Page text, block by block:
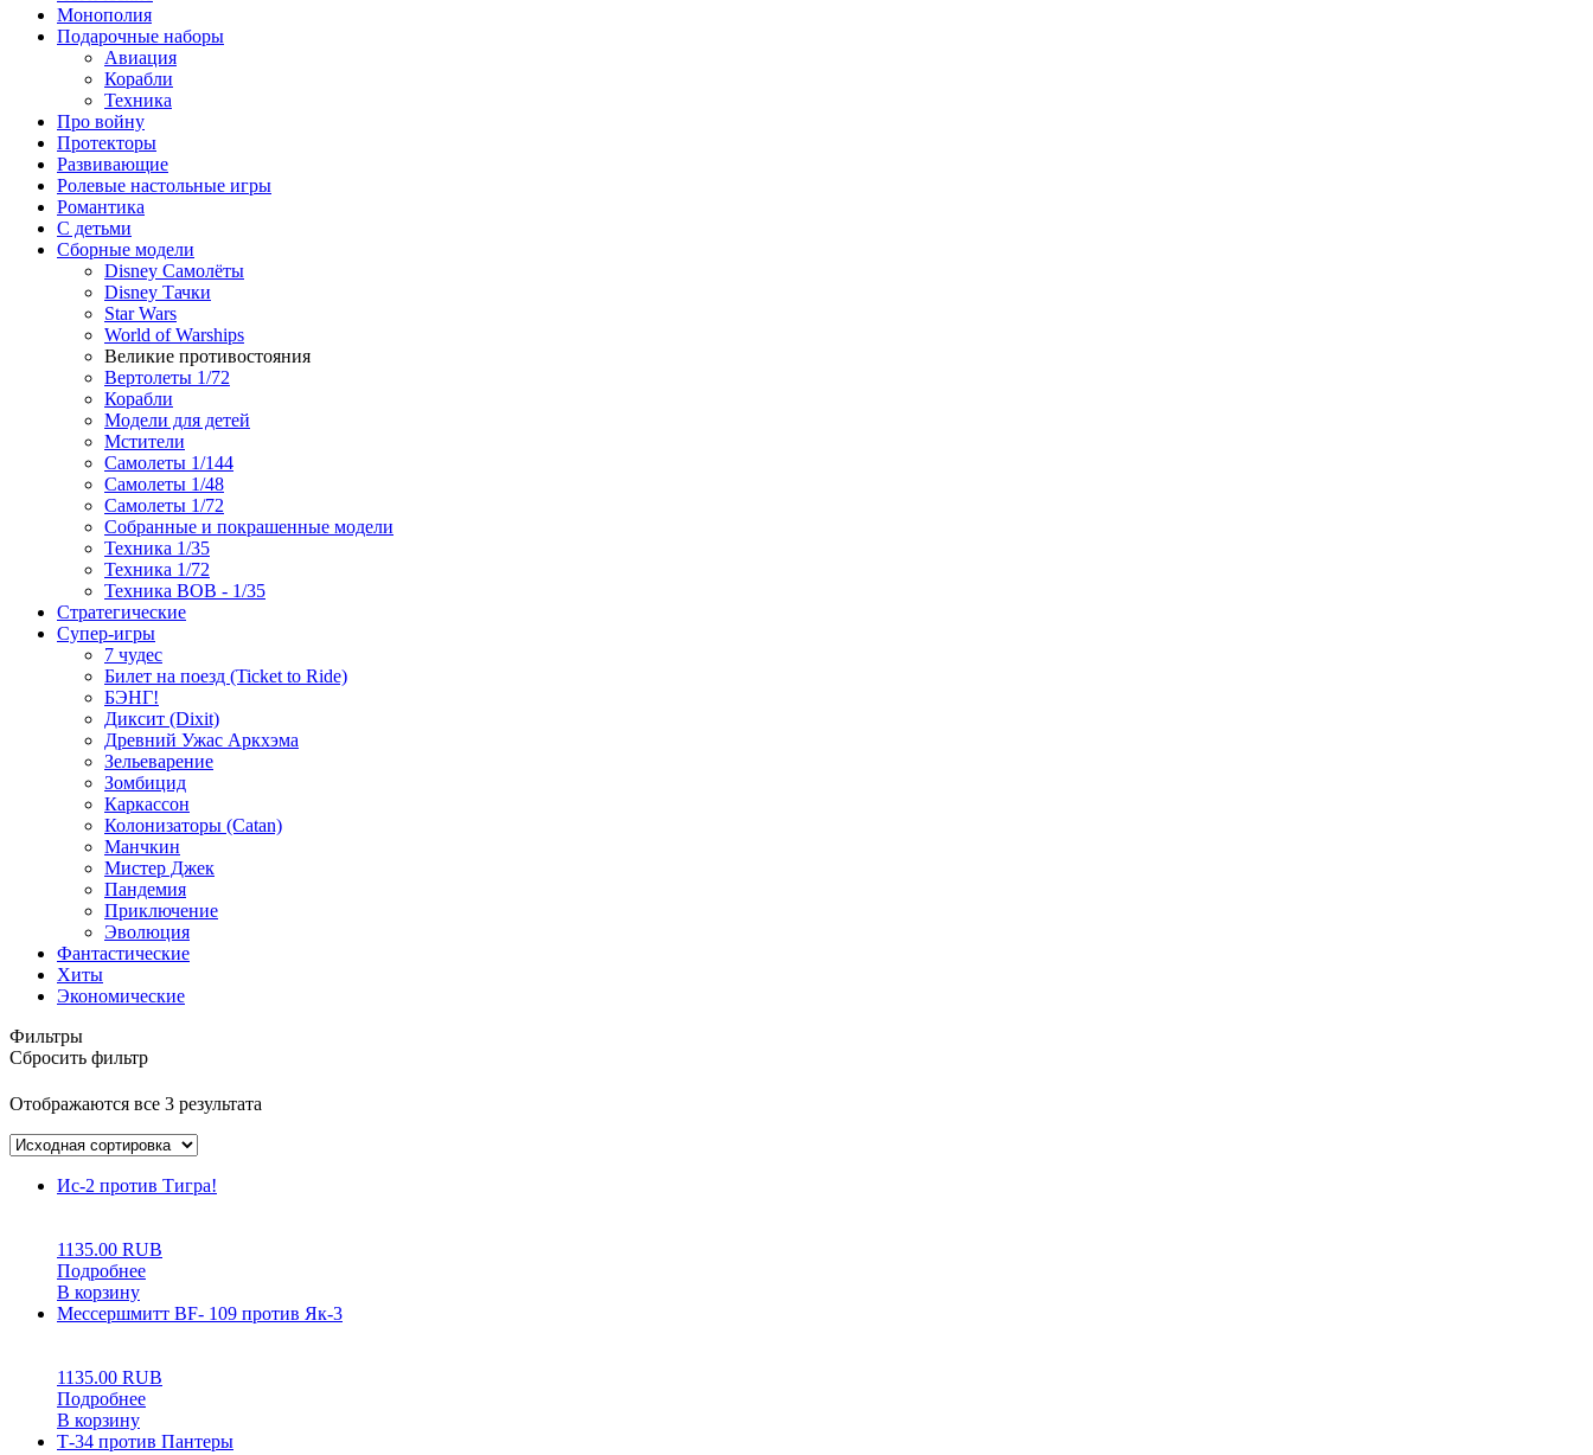
Монополия
Подарочные наборы
Авиация
Корабли
Техника
Про войну
Протекторы
Развивающие
Ролевые настольные игры
Романтика
С детьми
Сборные модели
Disney Самолёты
Disney Тачки
Star Wars
World of Warships
Великие противостояния
Вертолеты 1/72
Корабли
Модели для детей
Мстители
Самолеты 1/144
Самолеты 1/48
Самолеты 1/72
Собранные и покрашенные модели
Техника 1/35
Техника 1/72
Техника ВОВ - 1/35
Стратегические
Супер-игры
7 чудес
Билет на поезд (Ticket to Ride)
БЭНГ!
Диксит (Dixit)
Древний Ужас Аркхэма
Зельеварение
Зомбицид
Каркассон
Колонизаторы (Catan)
Манчкин
Мистер Джек
Пандемия
Приключение
Эволюция
Фантастические
Хиты
Экономические
Фильтры
Сбросить фильтр
Отображаются все 3 результата
Ис-2 против Тигра!
1135.00 RUB
Подробнее
В корзину
Мессершмитт BF- 109 против Як-3
1135.00 RUB
Подробнее
В корзину
Т-34 против Пантеры